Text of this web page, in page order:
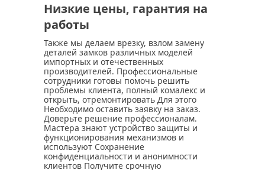
Низкие цены, гарантия на
работы
Также мы делаем врезку, взлом замену
деталей замков различных моделей
импортных и отечественных
производителей. Профессиональные
сотрудники готовы помочь решить
проблемы клиента, полный комалекс и
открыть, отремонтировать Для этого
Необходимо оставить заявку на заказ.
Доверьте решение профессионалам.
Мастера знают устройство защиты и
функционирования механизмов и
используют Сохранение
конфиденциальности и анонимности
клиентов Получите срочную